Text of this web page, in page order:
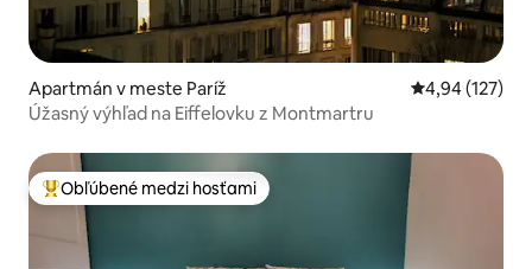
Apartmán v meste Paríž Priemerné
4,94 (127)
Úžasný výhľad na Eiffelovku z Montmartru
Najobľúbenejšie medzi hosťami
Obľúbené medzi hosťami